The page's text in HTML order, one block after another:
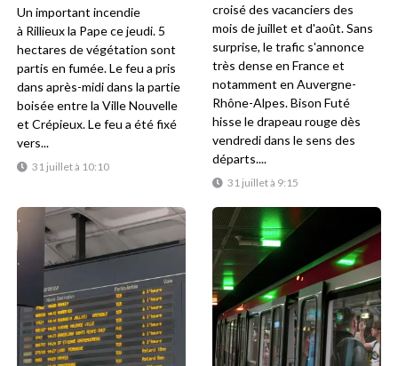
31 juillet à 10:10
Un important incendie
à Rillieux la Pape ce jeudi. 5
hectares de végétation sont
partis en fumée. Le feu a pris
dans après-midi dans la partie
boisée entre la Ville Nouvelle
et Crépieux. Le feu a été fixé
vers...
31 juillet à 9:15
croisé des vacanciers des
mois de juillet et d'août. Sans
surprise, le trafic s'annonce
très dense en France et
notamment en Auvergne-
Rhône-Alpes. Bison Futé
hisse le drapeau rouge dès
vendredi dans le sens des
départs....